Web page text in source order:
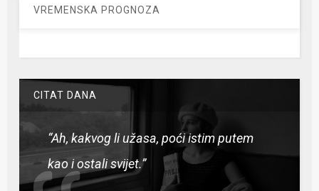
VREMENSKA PROGNOZA
CITAT DANA
“Ah, kakvog li užasa, poći istim putem
kao i ostali svijet.”